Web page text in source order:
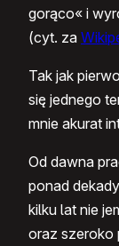
gorąco« i
(cyt. za
Tak jak
się jednego
mnie akurat
Od dawna
ponad
kilku lat nie
oraz szeroko